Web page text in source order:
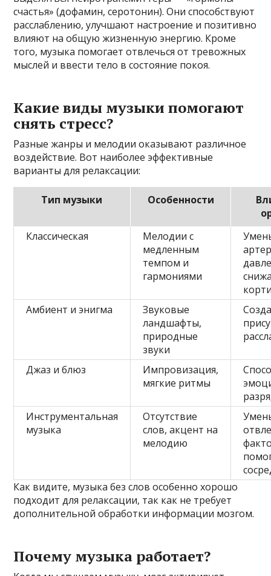
счастья» (дофамин, серотонин). Они способствуют
расслаблению, улучшают настроение и позитивно
влияют на общую жизненную энергию. Кроме
того, музыка помогает отвлечься от тревожных
мыслей и ввести тело в состояние покоя.
Какие виды музыки помогают
снять стресс?
Разные жанры и мелодии оказывают различное
воздействие. Вот наиболее эффективные
варианты для релаксации:
Тип музыки Особенности
Классическая
Мелодии с
медленным
темпом и
гармониями
Амбиент и энигма
Звуковые
ландшафты,
природные
звуки
Джаз и блюз
Импровизация,
мягкие ритмы
Инструментальная
музыка
Отсутствие
слов, акцент на
мелодию
Как видите, музыка без слов особенно хорошо
подходит для релаксации, так как не требует
дополнительной обработки информации мозгом.
Почему музыка работает?